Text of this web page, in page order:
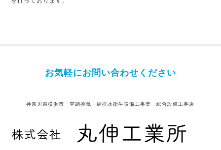
お気軽にお問い合わせください
神奈川県横浜市 空調換気・給排水衛生設備工事業 総合設備工事店